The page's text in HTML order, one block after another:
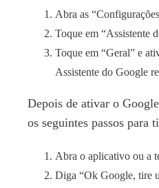
Abra as
Toque em “Assistente
Toque em “Geral” e
Assistente do Google
Depois de ativar o
os seguintes passos para
Abra o aplicativo ou a
Diga “Ok Google, tire